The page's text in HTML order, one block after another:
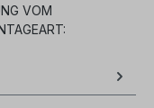
VOM G
A